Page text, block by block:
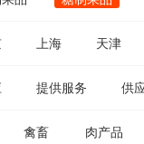
上海 天津
提供服务 供
禽畜 肉产品